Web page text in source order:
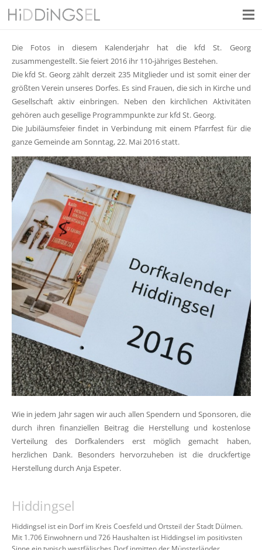
Die Fotos in diesem Kalenderjahr hat die kfd St. Georg
zusammengestellt. Sie feiert 2016 ihr 110-jähriges Bestehen.
Die kfd St. Georg zählt derzeit 235 Mitglieder und ist somit einer der
größten Verein unseres Dorfes. Es sind Frauen, die sich in Kirche und
Gesellschaft aktiv einbringen. Neben den kirchlichen Aktivitäten
gehören auch gesellige Programmpunkte zur kfd St. Georg.
Die Jubiläumsfeier findet in Verbindung mit einem Pfarrfest für die
ganze Gemeinde am Sonntag, 22. Mai 2016 statt.
Wie in jedem Jahr sagen wir auch allen Spendern und Sponsoren, die
durch ihren finanziellen Beitrag die Herstellung und kostenlose
Verteilung des Dorfkalenders erst möglich gemacht haben,
herzlichen Dank. Besonders hervorzuheben ist die druckfertige
Herstellung durch Anja Espeter.
Hiddingsel
Hiddingsel ist ein Dorf im Kreis Coesfeld und Ortsteil der Stadt Dülmen.
Mit 1.706 Einwohnern und 726 Haushalten ist Hiddingsel im positivsten
Sinne ein typisch westfälisches Dorf inmitten der Münsterländer